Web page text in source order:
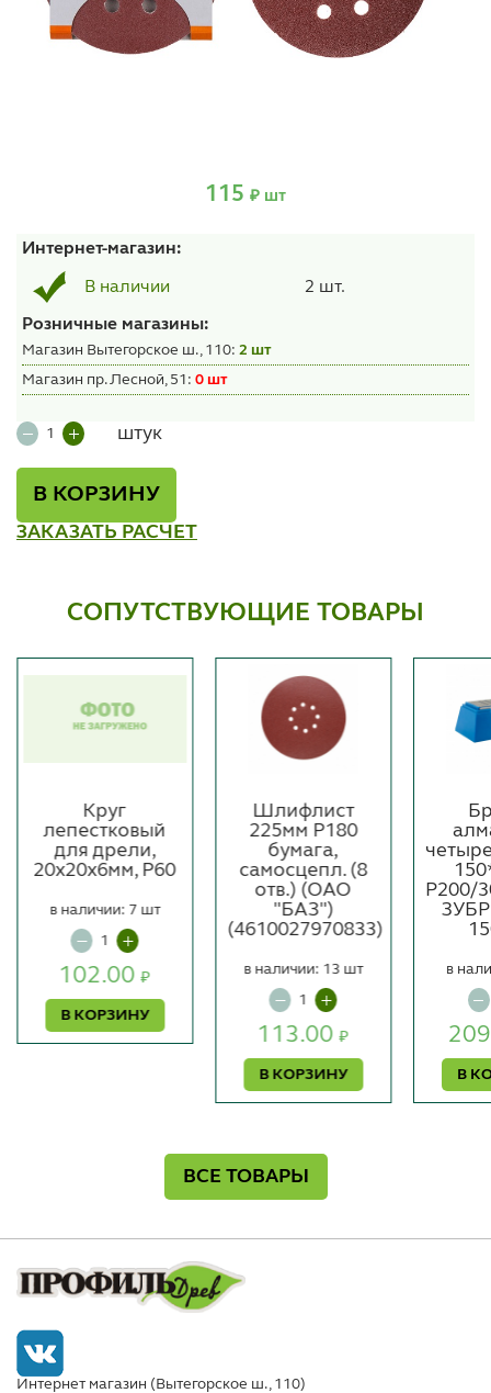
115 ₽ шт
Интернет-магазин:
В наличии 2 шт.
Розничные магазины:
Магазин Вытегорское ш., 110: 2 шт
Магазин пр. Лесной, 51: 0 шт
штук
В КОРЗИНУ
ЗАКАЗАТЬ РАСЧЕТ
СОПУТСТВУЮЩИЕ ТОВАРЫ
Круг
лепестковый
для дрели,
20x20x6мм, P60
102.00₽
В КОРЗИНУ
в наличии: 7 шт
Шлифлист
225мм P180
бумага,
самосцепл. (8
отв.) (ОАО
"БАЗ")
(4610027970833)
113.00₽
В КОРЗИНУ
в наличии: 13 шт
P200/
ЗУБР
В
в
ВСЕ ТОВАРЫ
Интернет магазин (Вытегорское ш., 110)